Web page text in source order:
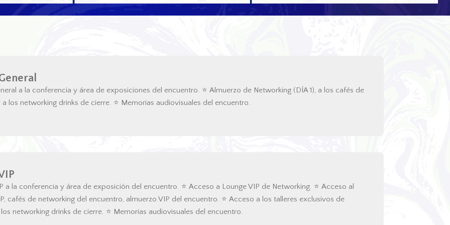
a la conferencia y área de exposiciones del encuentro. ⭐ Almuerzo de Networking (DÍA 1), a los cafés de
los networking drinks de cierre. ⭐ Memorias audiovisuales del encuentro.
a la conferencia y área de exposición del encuentro. ⭐ Acceso a Lounge VIP de Networking. ⭐ Acceso al
cafés de networking del encuentro, almuerzo VIP del encuentro. ⭐ Acceso a los talleres exclusivos de
networking drinks de cierre. ⭐ Memorias audiovisuales del encuentro.